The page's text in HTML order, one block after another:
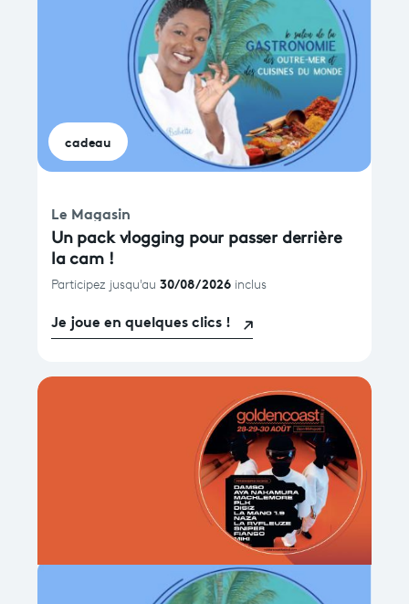
cadeau
Le Magasin
Un pack vlogging pour passer derrière
la cam !
Participez jusqu'au 30/08/2026 inclus
Je joue en quelques clics !